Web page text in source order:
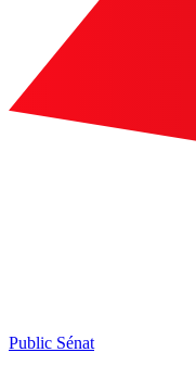
Public Sénat